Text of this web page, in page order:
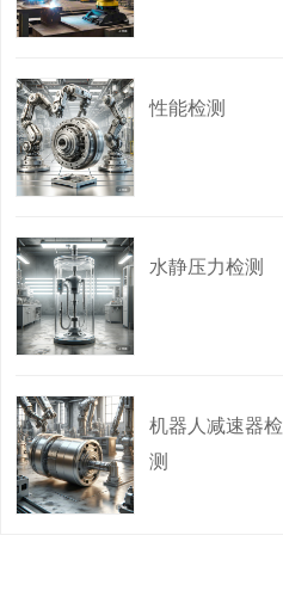
性能检测
水静压力检测
机器人减速器检
测